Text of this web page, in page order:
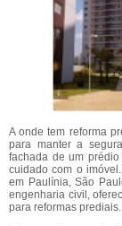
A onde tem reforma
para manter a
fachada de um
cuidado com o
em Paulínia, São
engenharia civil,
para reformas prediais.